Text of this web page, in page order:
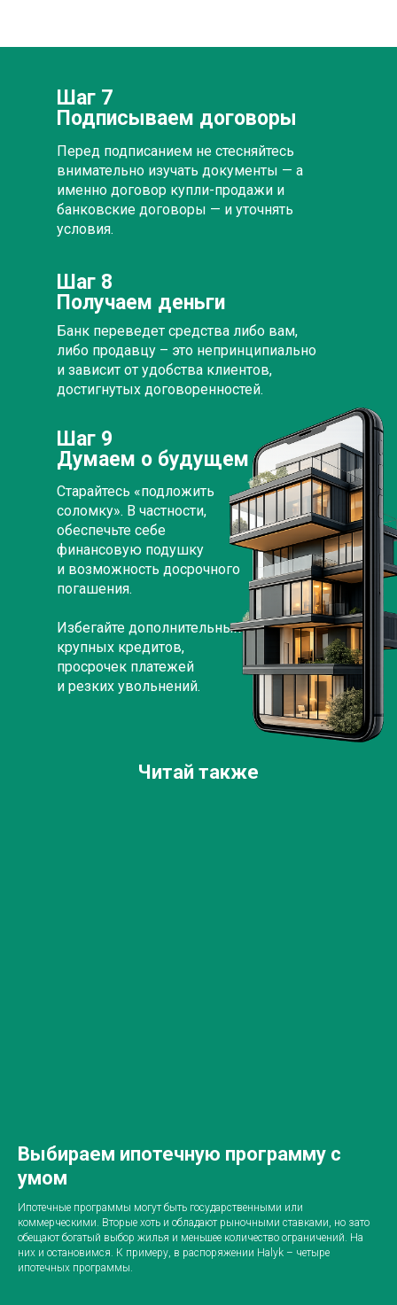
Банк переведет средства либо вам,
либо продавцу – это непринципиально
и зависит от удобства клиентов,
достигнутых договоренностей.
Шаг 7
Подписываем договоры
Перед подписанием не стесняйтесь
внимательно изучать документы — а
именно договор купли-продажи и
банковские договоры — и уточнять
условия.
Шаг 8
Получаем деньги
Старайтесь «подложить
соломку». В частности,
обеспечьте себе
финансовую подушку
и возможность досрочного
погашения.
Избегайте дополнительных
крупных кредитов,
просрочек платежей
и резких увольнений.
Шаг 9
Думаем о будущем
Читай также
Выбираем ипотечную программу с
умом
Ипотечные программы могут быть государственными или
коммерческими. Вторые хоть и обладают рыночными ставками, но зато
обещают богатый выбор жилья и меньшее количество ограничений. На
них и остановимся. К примеру, в распоряжении Halyk – четыре
ипотечных программы.